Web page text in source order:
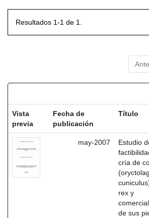
Resultados 1-1 de 1.
Vista
previa
Fecha de
publicación
Título
may-2007
Estudio
cría de
rex y
de sus